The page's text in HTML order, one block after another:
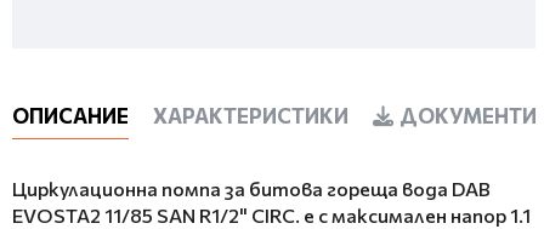
ОПИСАНИЕ ХАРАКТЕРИСТИКИ ДОКУМЕНТИ
Циркулационна помпа за битова гореща вода DAB
EVOSTA2 11/85 SAN R1/2" CIRC. е с максимален напор 1.1